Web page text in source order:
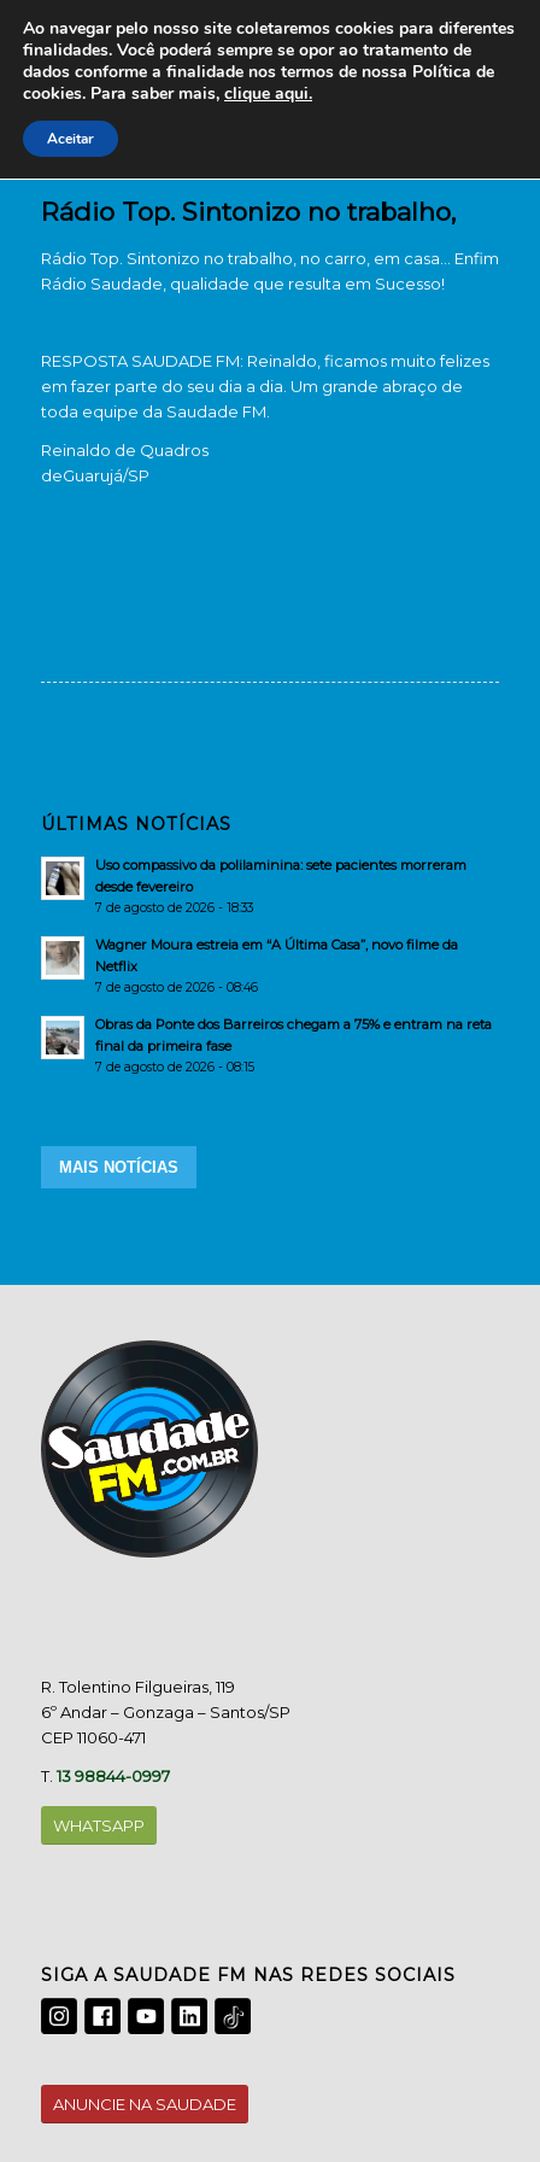
Rádio Top. Sintonizo no trabalho,
Rádio Top. Sintonizo no trabalho, no carro, em casa… Enfim
Rádio Saudade, qualidade que resulta em Sucesso!
RESPOSTA SAUDADE FM: Reinaldo, ficamos muito felizes
em fazer parte do seu dia a dia. Um grande abraço de
toda equipe da Saudade FM.
Reinaldo de Quadros
deGuarujá/SP
ÚLTIMAS NOTÍCIAS
Uso compassivo da polilaminina: sete pacientes morreram
desde fevereiro
7 de agosto de 2026 - 18:33
Wagner Moura estreia em “A Última Casa”, novo filme da
Netflix
7 de agosto de 2026 - 08:46
Obras da Ponte dos Barreiros chegam a 75% e entram na reta
final da primeira fase
7 de agosto de 2026 - 08:15
MAIS NOTÍCIAS
R. Tolentino Filgueiras, 119
6º Andar – Gonzaga – Santos/SP
CEP 11060-471
T.13 98844-0997
WHATSAPP
SIGA A SAUDADE FM NAS REDES SOCIAIS
ANUNCIE NA SAUDADE
Ao navegar pelo nosso site coletaremos cookies para diferentes
finalidades. Você poderá sempre se opor ao tratamento de
dados conforme a finalidade nos termos de nossa Política de
cookies. Para saber mais, clique aqui.
Aceitar